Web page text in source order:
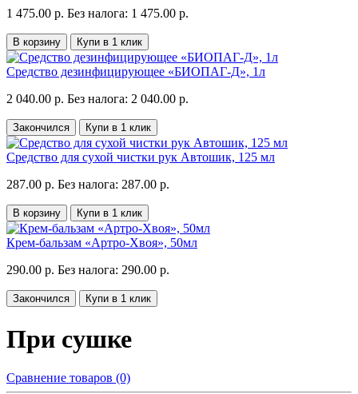
1 475.00 р. Без налога: 1 475.00 р.
В корзину Купи в 1 клик
Средство дезинфицирующее «БИОПАГ-Д», 1л
2 040.00 р. Без налога: 2 040.00 р.
Закончился Купи в 1 клик
Средство для сухой чистки рук Автошик, 125 мл
287.00 р. Без налога: 287.00 р.
В корзину Купи в 1 клик
Крем-бальзам «Артро-Хвоя», 50мл
290.00 р. Без налога: 290.00 р.
Закончился Купи в 1 клик
При сушке
Сравнение товаров (0)